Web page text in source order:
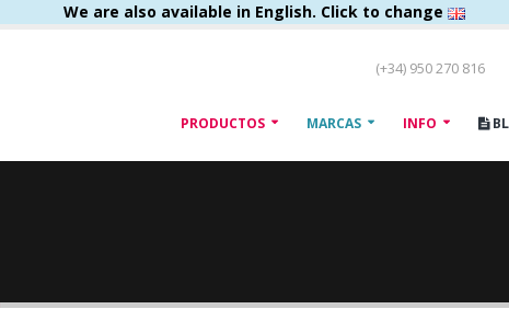
We are also available in English. Click to change
(+34) 950 270 816
PRODUCTOS MARCAS INFO